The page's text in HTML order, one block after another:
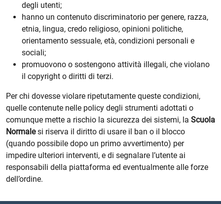
degli utenti;
hanno un contenuto discriminatorio per genere, razza,
etnia, lingua, credo religioso, opinioni politiche,
orientamento sessuale, età, condizioni personali e
sociali;
promuovono o sostengono attività illegali, che violano
il copyright o diritti di terzi.
Per chi dovesse violare ripetutamente queste condizioni,
quelle contenute nelle policy degli strumenti adottati o
comunque mette a rischio la sicurezza dei sistemi, la Scuola
Normalesi riserva il diritto di usare il ban o il blocco
(quando possibile dopo un primo avvertimento) per
impedire ulteriori interventi, e di segnalare l’utente ai
responsabili della piattaforma ed eventualmente alle forze
dell’ordine.